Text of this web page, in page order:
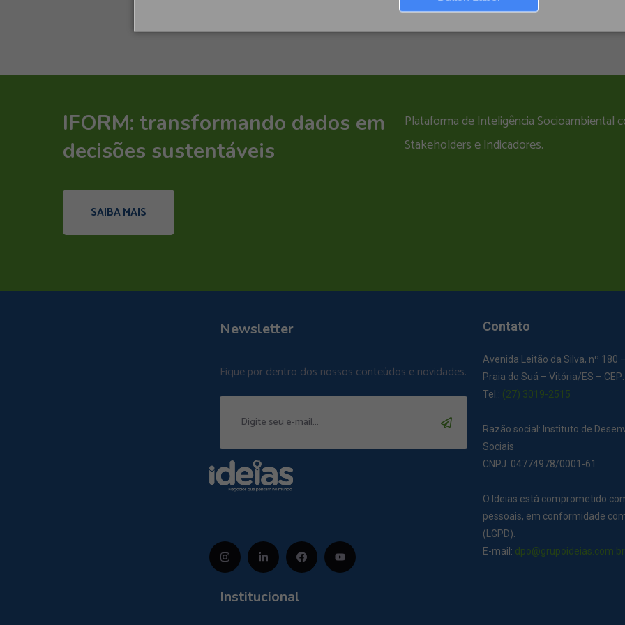
IFORM: transformando dados em
decisões sustentáveis
Plataforma de Inteligência Socioambiental
Stakeholders e Indicadores.
SAIBA MAIS
Newsletter
Fique por dentro dos nossos conteúdos e novidades.
Institucional
Contato
Avenida Leitão da Silva, nº 180
Praia do Suá – Vitória/ES –
Tel.: (27) 3019-2515
Razão social: Instituto de
Sociais
CNPJ: 04774978/0001-61
O Ideias está comprometido
pessoais, em conformidade
(LGPD).
E-mail: dpo@grupoideias.com.br